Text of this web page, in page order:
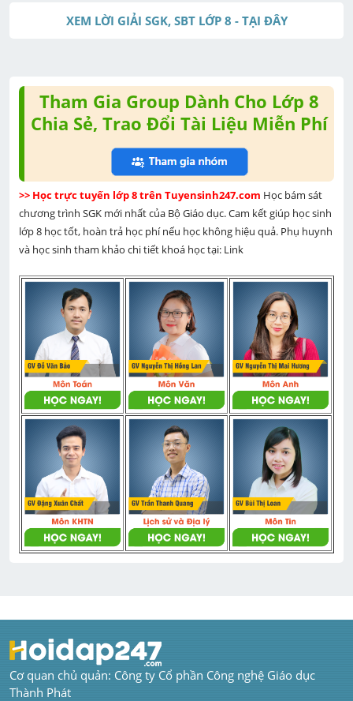
XEM LỜI GIẢI SGK, SBT LỚP 8 - TẠI ĐÂY
Tham Gia Group Dành Cho Lớp 8
Chia Sẻ, Trao Đổi Tài Liệu Miễn Phí
>> Học trực tuyến lớp 8 trên Tuyensinh247.com Học bám sát
chương trình SGK mới nhất của Bộ Giáo dục. Cam kết giúp học sinh
lớp 8 học tốt, hoàn trả học phí nếu học không hiệu quả. Phụ huynh
và học sinh tham khảo chi tiết khoá học tại: Link
Cơ quan chủ quản: Công ty Cổ phần Công nghệ Giáo dục
Thành Phát